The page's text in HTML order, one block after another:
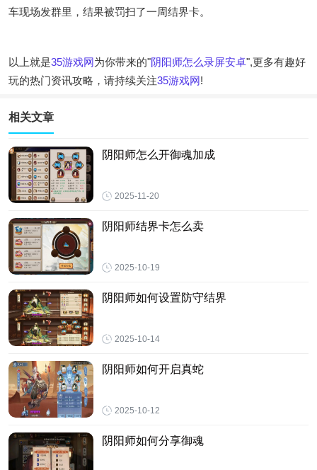
车现场发群里，结果被罚扫了一周结界卡。
以上就是35游戏网为你带来的"阴阳师怎么录屏安卓",更多有趣好
玩的热门资讯攻略，请持续关注35游戏网!
相关文章
阴阳师怎么开御魂加成
2025-11-20
阴阳师结界卡怎么卖
2025-10-19
阴阳师如何设置防守结界
2025-10-14
阴阳师如何开启真蛇
2025-10-12
阴阳师如何分享御魂